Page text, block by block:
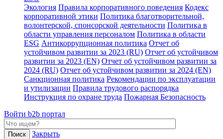
Экология Правила корпоративного поведения Кодекс
корпоративной этики Политика благотворительной,
волонтерской, спонсорской деятельности Политика в
области управления персоналом Политика в области
ESG Антикоррупционная политика Отчет об
устойчивом развитии за 2023 (RU) Отчет об устойчивом
развитии за 2023 (EN) Отчет об устойчивом развитии за
2024 (RU) Отчет об устойчивом развитии за 2024 (EN)
Санкционная политика Рекомендации по эксплуатации
и утилизации Правила трудового распорядка
Инструкция по охране труда Пожарная Безопасность
Войти b2b портал
Закрыть